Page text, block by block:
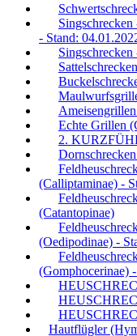
- Stand:
Echte Grillen
2.
(Calliptaminae) -
(Catantopinae)
(Oedipodinae) -
(Gomphocerinae)
Hautflügler